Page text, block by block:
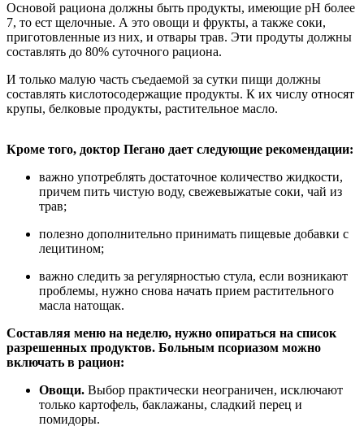
Основой рациона должны быть продукты, имеющие pH более
7, то ест щелочные. А это овощи и фрукты, а также соки,
приготовленные из них, и отвары трав. Эти продуты должны
составлять до 80% суточного рациона.
И только малую часть съедаемой за сутки пищи должны
составлять кислотосодержащие продукты. К их числу относят
крупы, белковые продукты, растительное масло.
Кроме того, доктор Пегано дает следующие рекомендации:
важно употреблять достаточное количество жидкости,
причем пить чистую воду, свежевыжатые соки, чай из
трав;
полезно дополнительно принимать пищевые добавки с
лецитином;
важно следить за регулярностью стула, если возникают
проблемы, нужно снова начать прием растительного
масла натощак.
Составляя меню на неделю, нужно опираться на список
разрешенных продуктов. Больным псориазом можно
включать в рацион:
Овощи. Выбор практически неограничен, исключают
только картофель, баклажаны, сладкий перец и
помидоры.